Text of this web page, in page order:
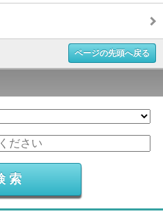
ページの先頭へ戻る